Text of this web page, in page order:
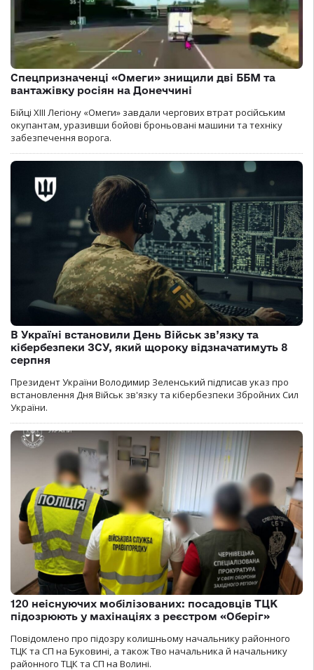
Спецпризначенці «Омеги» знищили дві ББМ та
вантажівку росіян на Донеччині
Бійці ХІІІ Легіону «Омеги» завдали чергових втрат російським
окупантам, уразивши бойові броньовані машини та техніку
забезпечення ворога.
В Україні встановили День Військ зв’язку та
кібербезпеки ЗСУ, який щороку відзначатимуть 8
серпня
Президент України Володимир Зеленський підписав указ про
встановлення Дня Військ зв'язку та кібербезпеки Збройних Сил
України.
120 неіснуючих мобілізованих: посадовців ТЦК
підозрюють у махінаціях з реєстром «Оберіг»
Повідомлено про підозру колишньому начальнику районного
ТЦК та СП на Буковині, а також Тво начальника й начальнику
районного ТЦК та СП на Волині.